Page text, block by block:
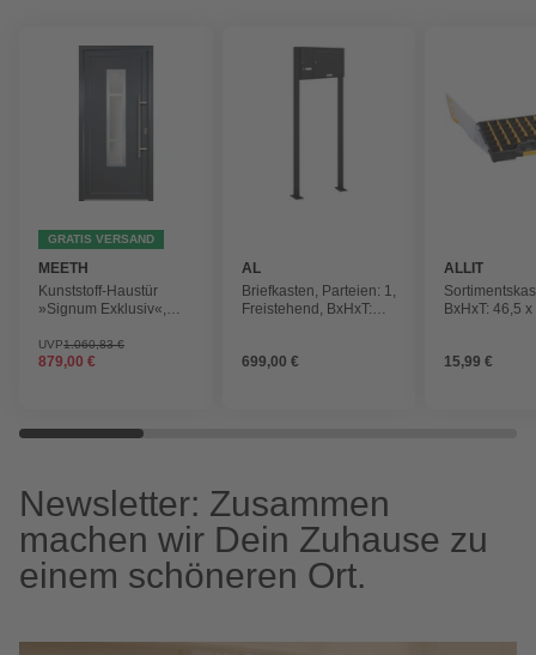
GRATIS VERSAND
MEETH
Kunststoff-Haustür
»Signum Exklusiv«,
weiß/titan, nach Innen
öffnend, ohne Türgriff
UVP1.060,83 €
879,00 €
AL
BRIEFKASTENSYSTEME
Briefkasten, Parteien: 1,
Freistehend, BxHxT:
699,00 €
ALLIT
BxHxT: 46,5
15,99 €
Newsletter: Zusammen
machen wir Dein Zuhause zu
einem schöneren Ort.